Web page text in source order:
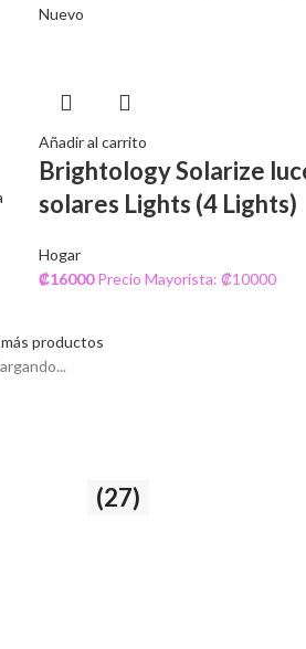
Nuevo
Añadir al carrito
Brightology Solarize
solares Lights (4 Lights)
Hogar
₡16000 Precio Mayorista: ₡10000
productos
(27)